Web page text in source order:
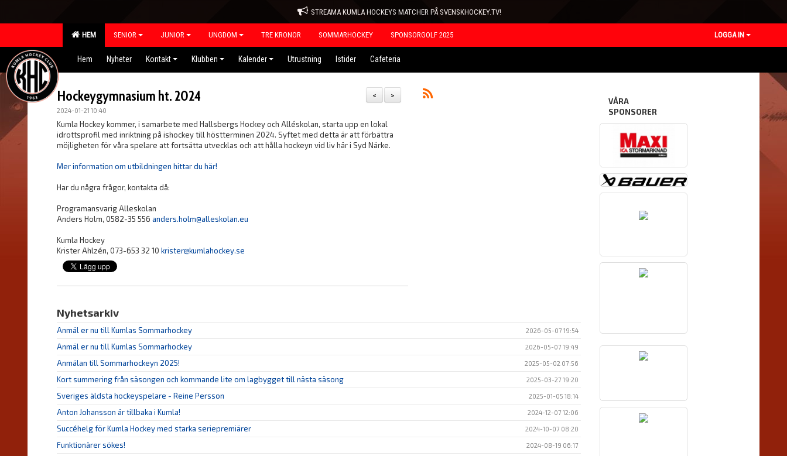
STREAMA KUMLA HOCKEYS MATCHER PÅ SVENSKHOCKEY.TV!
HEM SENIOR JUNIOR UNGDOM TRE KRONOR SOMMARHOCKEY SPONSORGOLF 2025 LOGGA IN
Hem Nyheter Kontakt Klubben Kalender Utrustning Istider Cafeteria
>
<
Hockeygymnasium ht. 2024
2024-01-21 10:40
Kumla Hockey kommer, i samarbete med Hallsbergs Hockey och Alléskolan, starta upp en lokal
idrottsprofil med inriktning på ishockey till höstterminen 2024. Syftet med detta är att förbättra
möjligheten för våra spelare att fortsätta utvecklas och att hålla hockeyn vid liv här i Syd Närke.
Mer information om utbildningen hittar du här!
Har du några frågor, kontakta då:
Programansvarig Alleskolan
Anders Holm, 0582-35 556 anders.holm@alleskolan.eu
Kumla Hockey
Krister Ahlzén, 073-653 32 10 krister@kumlahockey.se
Nyhetsarkiv
Anmäl er nu till Kumlas Sommarhockey 2026-05-07 19:54
Anmäl er nu till Kumlas Sommarhockey 2026-05-07 19:49
Anmälan till Sommarhockeyn 2025! 2025-05-02 07:56
Kort summering från säsongen och kommande lite om lagbygget till nästa säsong 2025-03-27 19:20
Sveriges äldsta hockeyspelare - Reine Persson 2025-01-05 18:14
Anton Johansson är tillbaka i Kumla! 2024-12-07 12:06
Succéhelg för Kumla Hockey med starka seriepremiärer 2024-10-07 08:20
Funktionärer sökes! 2024-08-19 06:17
VÅRA
SPONSORER